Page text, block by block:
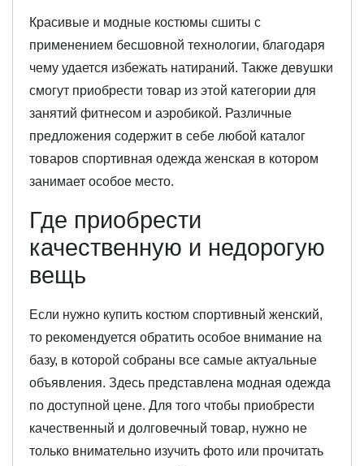
Красивые и модные костюмы сшиты с
применением бесшовной технологии, благодаря
чему удается избежать натираний. Также девушки
смогут приобрести товар из этой категории для
занятий фитнесом и аэробикой. Различные
предложения содержит в себе любой каталог
товаров спортивная одежда женская в котором
занимает особое место.
Где приобрести
качественную и недорогую
вещь
Если нужно купить костюм спортивный женский,
то рекомендуется обратить особое внимание на
базу, в которой собраны все самые актуальные
объявления. Здесь представлена модная одежда
по доступной цене. Для того чтобы приобрести
качественный и долговечный товар, нужно не
только внимательно изучить фото или прочитать